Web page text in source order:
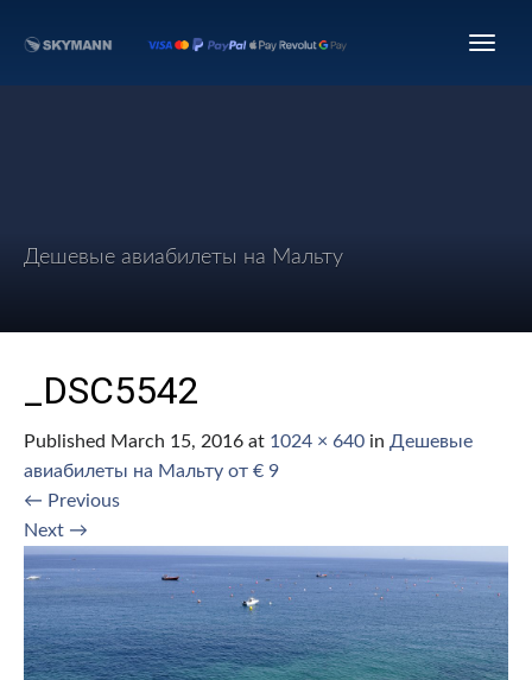
Дешевые авиабилеты на Мальту
_DSC5542
Published March 15, 2016 at 1024 × 640 in Дешевые
авиабилеты на Мальту от € 9
← Previous
Next →